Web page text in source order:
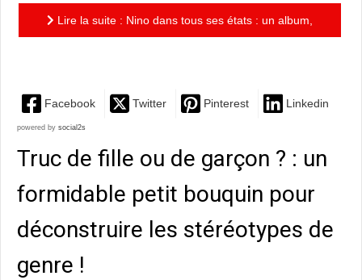
Lire la suite : Nino dans tous ses états : un album,
Facebook Twitter Pinterest Linkedin
powered by social2s
Truc de fille ou de garçon ? : un
formidable petit bouquin pour
déconstruire les stéréotypes de
genre !